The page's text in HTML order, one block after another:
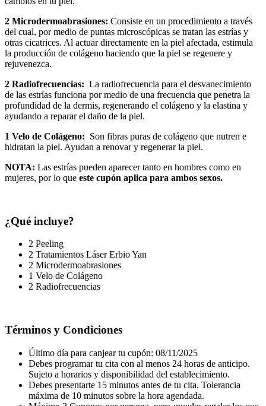
2 Microdermoabrasiones: Consiste en un procedimiento a través
del cual, por medio de puntas microscópicas se tratan las estrías y
otras cicatrices. Al actuar directamente en la piel afectada, estimula
la producción de colágeno haciendo que la piel se regenere y
rejuvenezca.
2 Radiofrecuencias: La radiofrecuencia para el desvanecimiento
de las estrías funciona por medio de una frecuencia que penetra la
profundidad de la dermis, regenerando el colágeno y la elastina y
ayudando a reparar el daño de la piel.
1 Velo de Colágeno: Son fibras puras de colágeno que nutren e
hidratan la piel. Ayudan a renovar y regenerar la piel.
NOTA: Las estrías pueden aparecer tanto en hombres como en
mujeres, por lo que este cupón aplica para ambos sexos.
¿Qué incluye?
2 Peeling
2 Tratamientos Láser Erbio Yan
2 Microdermoabrasiones
1 Velo de Colágeno
2 Radiofrecuencias
Términos y Condiciones
Último día para canjear tu cupón: 08/11/2025
Debes programar tu cita con al menos 24 horas de anticipo.
Sujeto a horarios y disponibilidad del establecimiento.
Debes presentarte 15 minutos antes de tu cita. Tolerancia
máxima de 10 minutos sobre la hora agendada.